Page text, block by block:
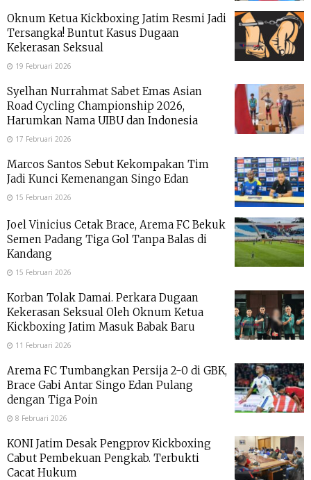
Oknum Ketua Kickboxing Jatim Resmi Jadi
Tersangka! Buntut Kasus Dugaan
Kekerasan Seksual
19 Februari 2026
Syelhan Nurrahmat Sabet Emas Asian
Road Cycling Championship 2026,
Harumkan Nama UIBU dan Indonesia
17 Februari 2026
Marcos Santos Sebut Kekompakan Tim
Jadi Kunci Kemenangan Singo Edan
15 Februari 2026
Joel Vinicius Cetak Brace, Arema FC Bekuk
Semen Padang Tiga Gol Tanpa Balas di
Kandang
15 Februari 2026
Korban Tolak Damai. Perkara Dugaan
Kekerasan Seksual Oleh Oknum Ketua
Kickboxing Jatim Masuk Babak Baru
11 Februari 2026
Arema FC Tumbangkan Persija 2-0 di GBK,
Brace Gabi Antar Singo Edan Pulang
dengan Tiga Poin
8 Februari 2026
KONI Jatim Desak Pengprov Kickboxing
Cabut Pembekuan Pengkab. Terbukti
Cacat Hukum